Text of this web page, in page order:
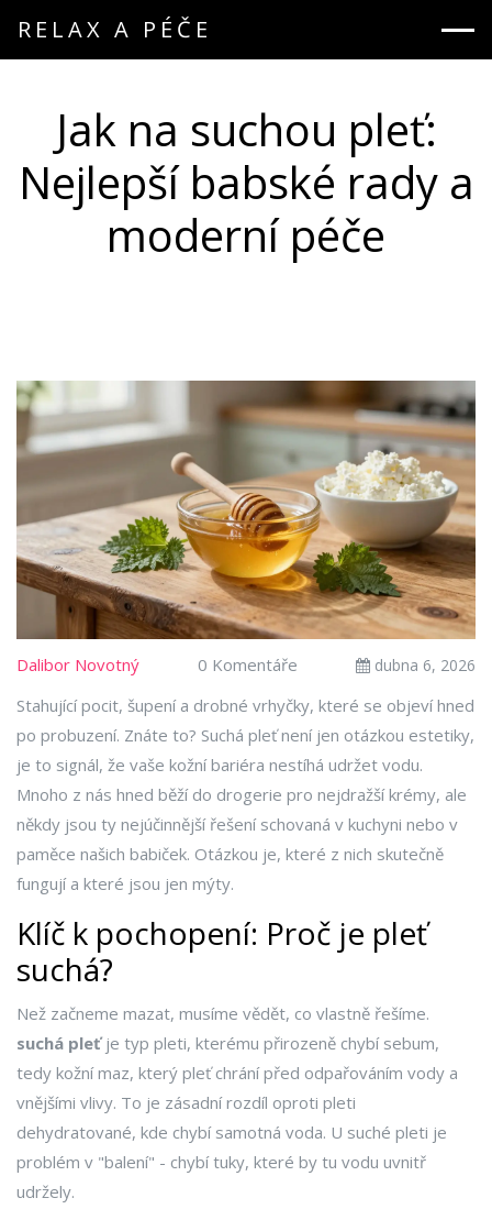
RELAX A PÉČE
Jak na suchou pleť:
Nejlepší babské rady a
moderní péče
Dalibor Novotný 0 Komentáře dubna 6, 2026
Stahující pocit, šupení a drobné vrhyčky, které se objeví hned
po probuzení. Znáte to? Suchá pleť není jen otázkou estetiky,
je to signál, že vaše kožní bariéra nestíhá udržet vodu.
Mnoho z nás hned běží do drogerie pro nejdražší krémy, ale
někdy jsou ty nejúčinnější řešení schovaná v kuchyni nebo v
paměce našich babiček. Otázkou je, které z nich skutečně
fungují a které jsou jen mýty.
Klíč k pochopení: Proč je pleť
suchá?
Než začneme mazat, musíme vědět, co vlastně řešíme.
suchá pleťje typ pleti, kterému přirozeně chybí sebum,
tedy kožní maz, který pleť chrání před odpařováním vody a
vnějšími vlivy. To je zásadní rozdíl oproti pleti
dehydratované, kde chybí samotná voda. U suché pleti je
problém v "balení" - chybí tuky, které by tu vodu uvnitř
udržely.